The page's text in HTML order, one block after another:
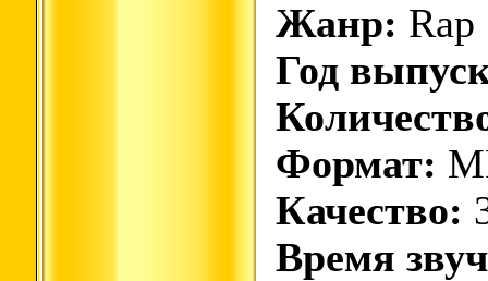
Жанр:
Год
Формат:
Качество:
Время